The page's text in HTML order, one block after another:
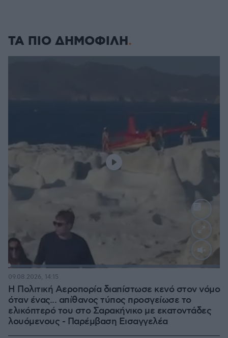
ΤΑ ΠΙΟ ΔΗΜΟΦΙΛΗ
:
Η Πολιτική Αεροπορία διαπίστωσε κενό στον νόμο
όταν ένας... απίθανος τύπος προσγείωσε το
ελικόπτερό του στο Σαρακήνικο με εκατοντάδες
λουόμενους - Παρέμβαση Εισαγγελέα
09.08.2026, 14:15